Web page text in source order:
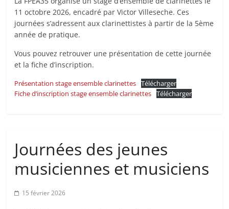
en
Ille-
et-
Vilaine
11 octobre 2026, encadré par Victor Villeseche. Ces
journées s’adressent aux clarinettistes à partir de la 5ème
année de pratique.
Vous pouvez retrouver une présentation de cette journée
et la fiche d’inscription.
Présentation stage ensemble clarinettes Télécharger
Fiche d’inscription stage ensemble clarinettes Télécharger
Journées des jeunes
musiciennes et musiciens
15 février 2026